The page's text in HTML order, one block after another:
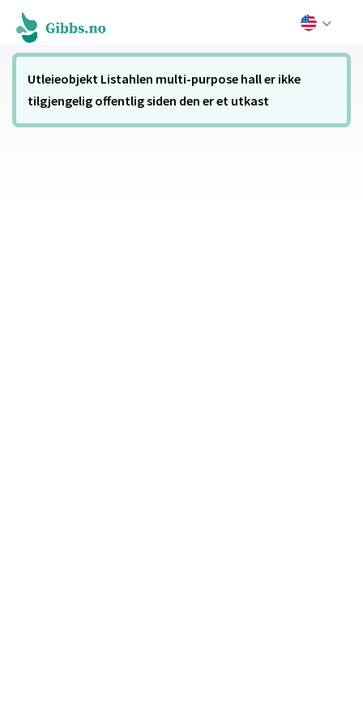
Utleieobjekt Listahlen multi-purpose hall er ikke
tilgjengelig offentlig siden den er et utkast